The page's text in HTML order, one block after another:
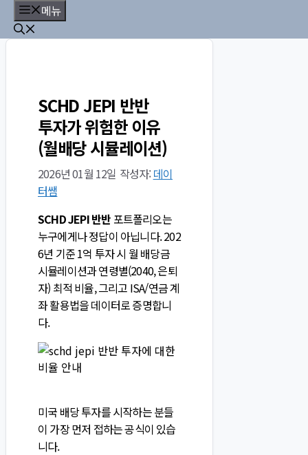
츠
메뉴
SCHD JEPI 반반
투자가 위험한 이유
(월배당 시뮬레이션)
2026년 01월 12일 작성자:데이
터쌤
SCHD JEPI 반반 포트폴리오는
누구에게나 정답이 아닙니다. 202
6년 기준 1억 투자 시 월 배당금
시뮬레이션과 연령별(2040, 은퇴
자) 최적 비율, 그리고 ISA/연금 계
좌 활용법을 데이터로 증명합니
다.
미국 배당 투자를 시작하는 분들
이 가장 먼저 접하는 공식이 있습
니다.